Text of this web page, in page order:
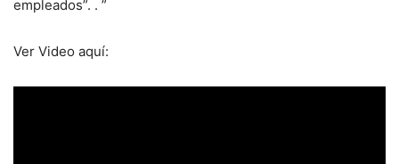
empleados”. . ”
Ver Video aquí: